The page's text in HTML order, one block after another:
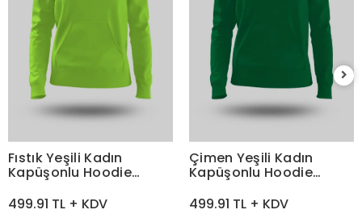
Fıstık Yeşili Kadın
Kapüşonlu Hoodie
Sweatshirt
499.91 TL + KDV
Çimen Yeşili Kadın
Kapüşonlu Hoodie
Sweatshirt
499.91 TL + KDV